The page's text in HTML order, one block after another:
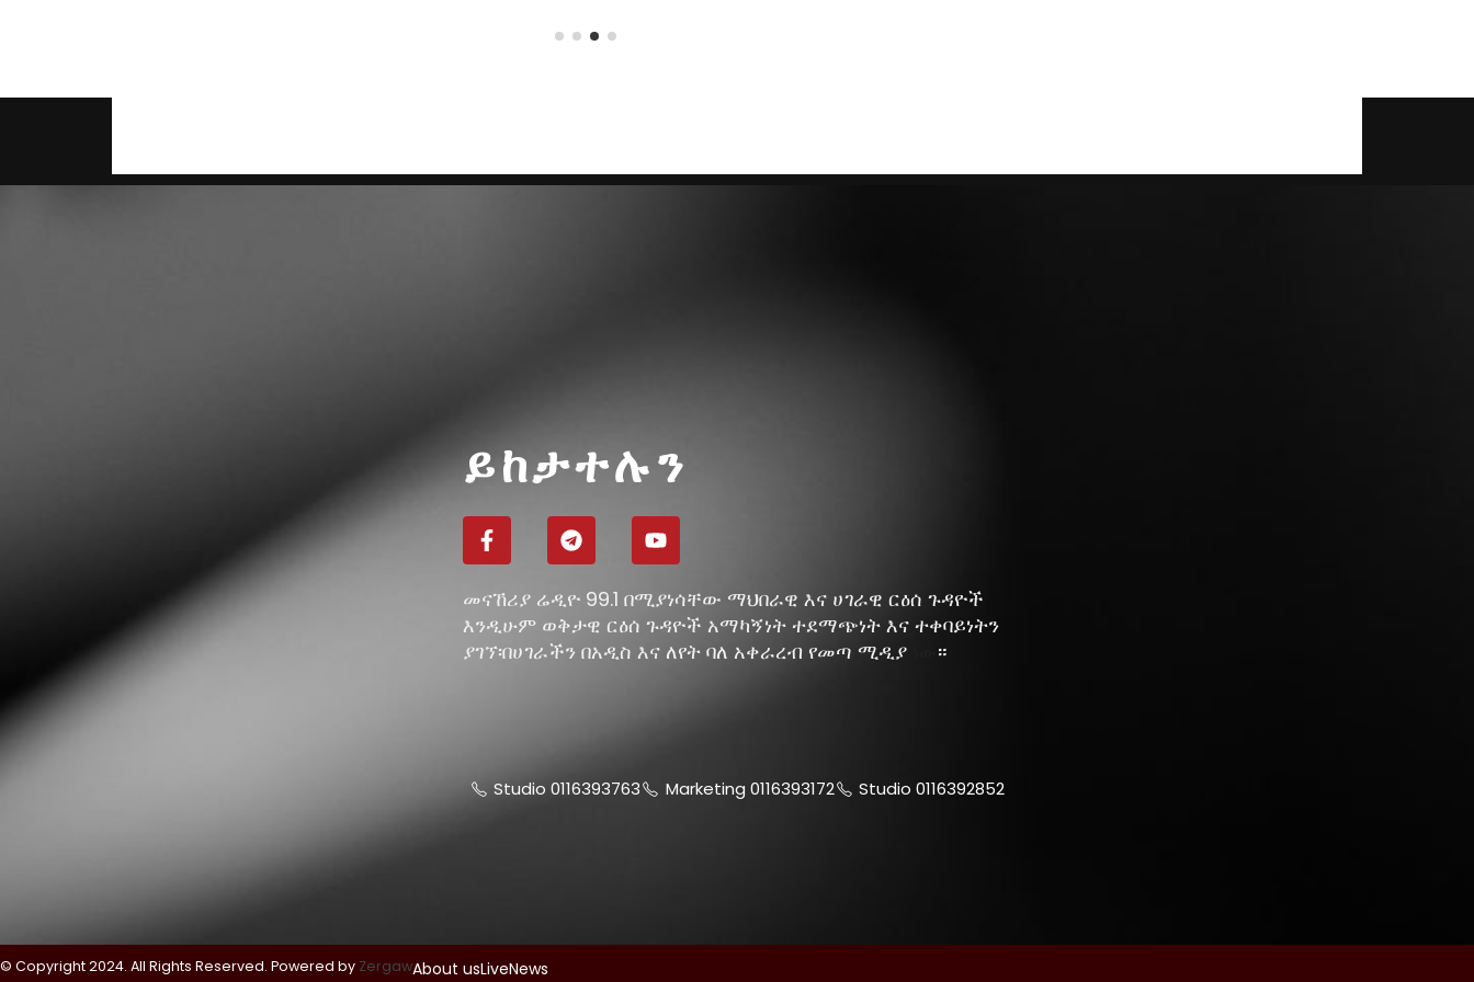
ይከታተሉን
መናኸሪያ ሬዲዮ 99.1 በሚያነሳቸው ማህበራዊ እና ሀገራዊ ርዕሰ ጉዳዮች
እንዲሁም ወቅታዊ ርዕሰ ጉዳዮች አማካኝነት ተደማጭነት እና ተቀባይነትን
ያገኘ፡በሀገራችን በአዲስ እና ለየት ባለ አቀራረብ የመጣ ሚዲያ
።
Studio 0116393763 Marketing 0116393172 Studio 0116392852
© Copyright 2024. All Rights Reserved. Powered by ZergawAbout usLiveNews